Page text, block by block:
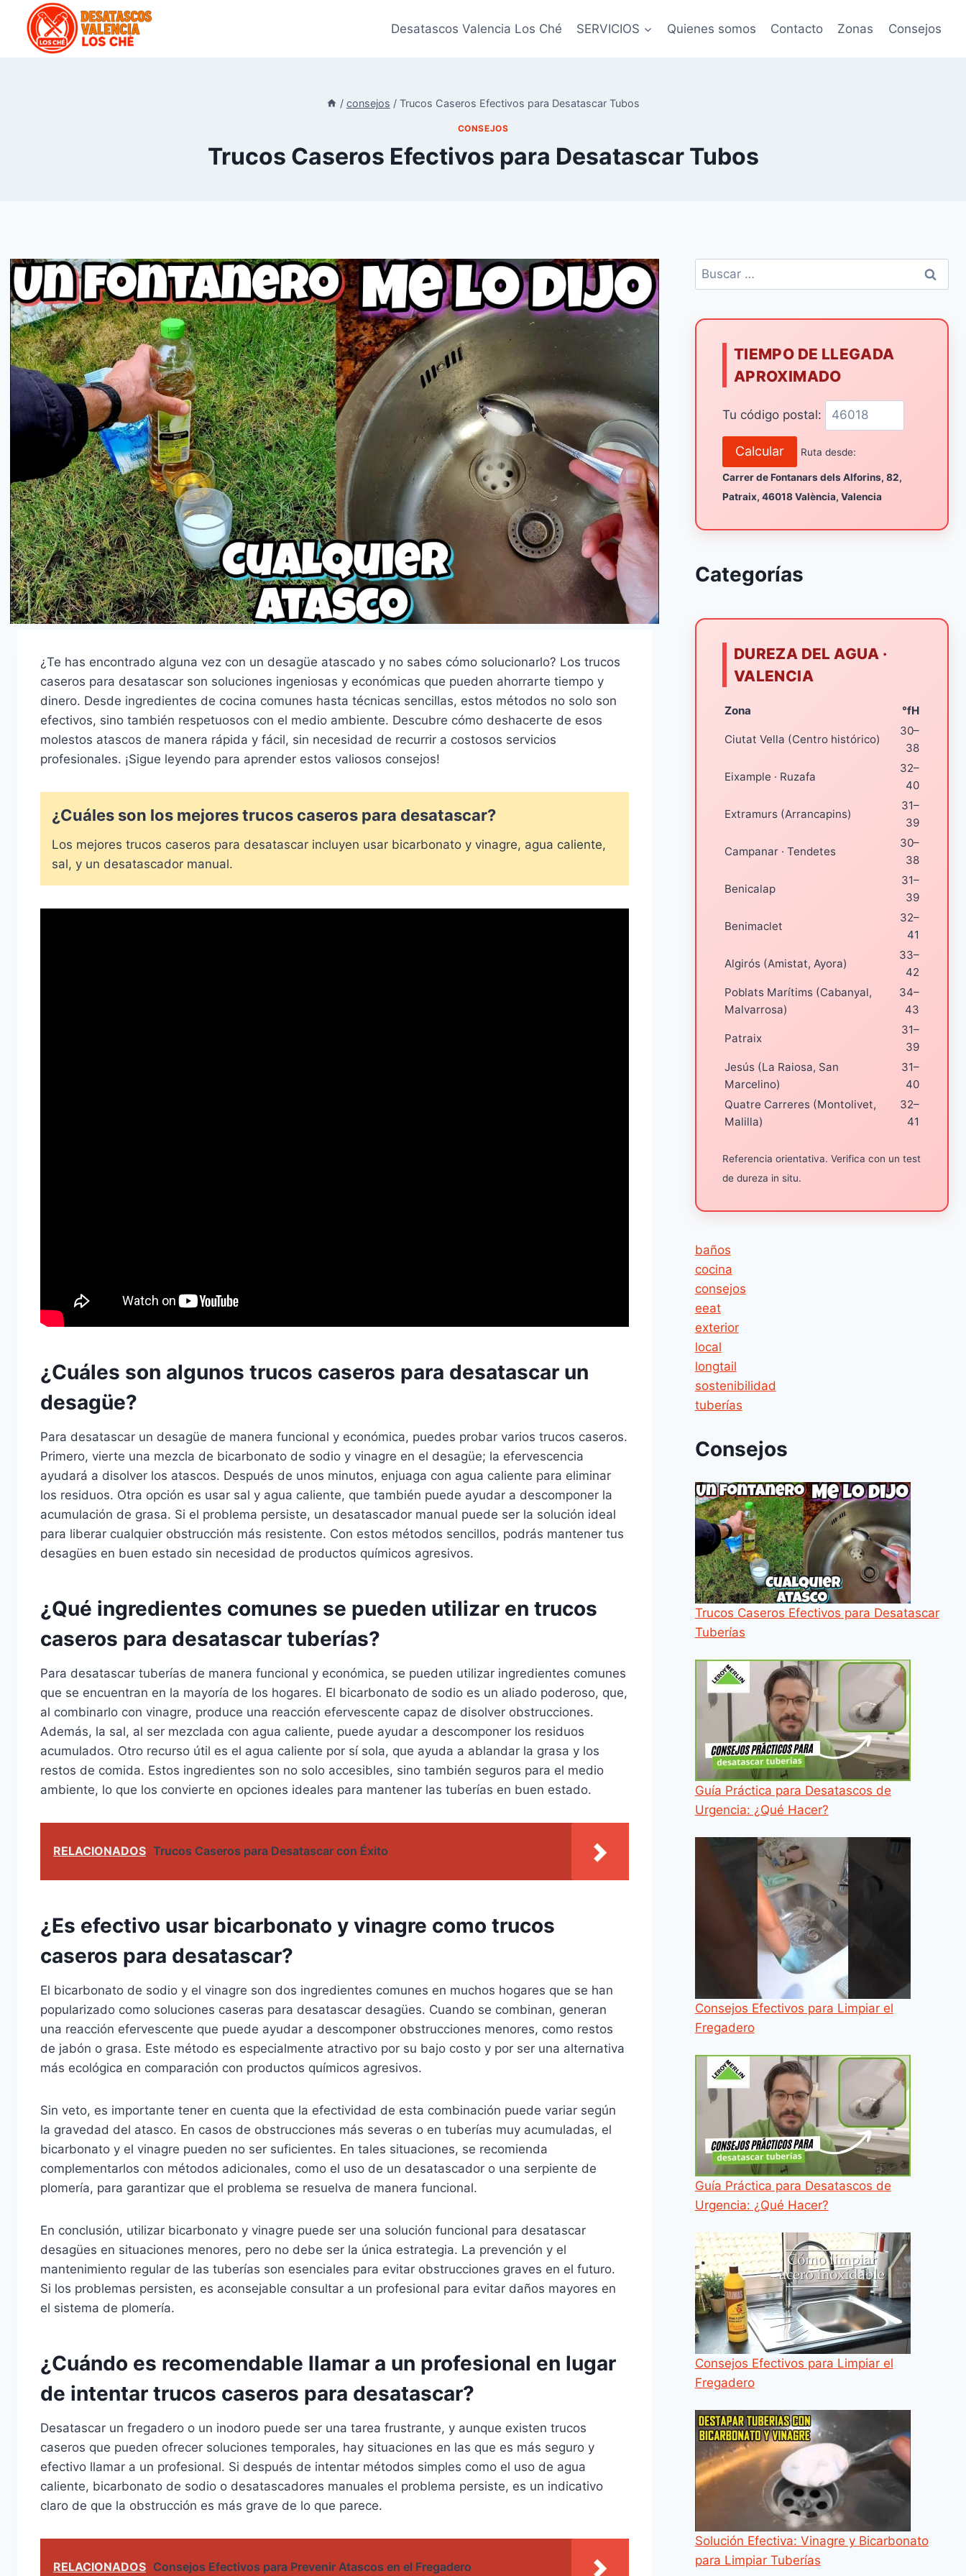
Saltar
contenido
Desatascos Valencia Los Ché SERVICIOS Quienes somos Contacto Zonas Consejos
/ consejos / Trucos Caseros Efectivos para Desatascar Tubos
CONSEJOS
Trucos Caseros Efectivos para Desatascar Tubos
¿Te has encontrado alguna vez con un desagüe atascado y no sabes cómo solucionarlo? Los trucos
caseros para desatascar son soluciones ingeniosas y económicas que pueden ahorrarte tiempo y
dinero. Desde ingredientes de cocina comunes hasta técnicas sencillas, estos métodos no solo son
efectivos, sino también respetuosos con el medio ambiente. Descubre cómo deshacerte de esos
molestos atascos de manera rápida y fácil, sin necesidad de recurrir a costosos servicios
profesionales. ¡Sigue leyendo para aprender estos valiosos consejos!
¿Cuáles son los mejores trucos caseros para desatascar?
Los mejores trucos caseros para desatascar incluyen usar bicarbonato y vinagre, agua caliente,
sal, y un desatascador manual.
¿Cuáles son algunos trucos caseros para desatascar un
desagüe?
Para desatascar un desagüe de manera funcional y económica, puedes probar varios trucos caseros.
Primero, vierte una mezcla de bicarbonato de sodio y vinagre en el desagüe; la efervescencia
ayudará a disolver los atascos. Después de unos minutos, enjuaga con agua caliente para eliminar
los residuos. Otra opción es usar sal y agua caliente, que también puede ayudar a descomponer la
acumulación de grasa. Si el problema persiste, un desatascador manual puede ser la solución ideal
para liberar cualquier obstrucción más resistente. Con estos métodos sencillos, podrás mantener tus
desagües en buen estado sin necesidad de productos químicos agresivos.
¿Qué ingredientes comunes se pueden utilizar en trucos
caseros para desatascar tuberías?
Para desatascar tuberías de manera funcional y económica, se pueden utilizar ingredientes comunes
que se encuentran en la mayoría de los hogares. El bicarbonato de sodio es un aliado poderoso, que,
al combinarlo con vinagre, produce una reacción efervescente capaz de disolver obstrucciones.
Además, la sal, al ser mezclada con agua caliente, puede ayudar a descomponer los residuos
acumulados. Otro recurso útil es el agua caliente por sí sola, que ayuda a ablandar la grasa y los
restos de comida. Estos ingredientes son no solo accesibles, sino también seguros para el medio
ambiente, lo que los convierte en opciones ideales para mantener las tuberías en buen estado.
RELACIONADOS Trucos Caseros para Desatascar con Éxito
¿Es efectivo usar bicarbonato y vinagre como trucos
caseros para desatascar?
El bicarbonato de sodio y el vinagre son dos ingredientes comunes en muchos hogares que se han
popularizado como soluciones caseras para desatascar desagües. Cuando se combinan, generan
una reacción efervescente que puede ayudar a descomponer obstrucciones menores, como restos
de jabón o grasa. Este método es especialmente atractivo por su bajo costo y por ser una alternativa
más ecológica en comparación con productos químicos agresivos.
Sin veto, es importante tener en cuenta que la efectividad de esta combinación puede variar según
la gravedad del atasco. En casos de obstrucciones más severas o en tuberías muy acumuladas, el
bicarbonato y el vinagre pueden no ser suficientes. En tales situaciones, se recomienda
complementarlos con métodos adicionales, como el uso de un desatascador o una serpiente de
plomería, para garantizar que el problema se resuelva de manera funcional.
En conclusión, utilizar bicarbonato y vinagre puede ser una solución funcional para desatascar
desagües en situaciones menores, pero no debe ser la única estrategia. La prevención y el
mantenimiento regular de las tuberías son esenciales para evitar obstrucciones graves en el futuro.
Si los problemas persisten, es aconsejable consultar a un profesional para evitar daños mayores en
el sistema de plomería.
¿Cuándo es recomendable llamar a un profesional en lugar
de intentar trucos caseros para desatascar?
Desatascar un fregadero o un inodoro puede ser una tarea frustrante, y aunque existen trucos
caseros que pueden ofrecer soluciones temporales, hay situaciones en las que es más seguro y
efectivo llamar a un profesional. Si después de intentar métodos simples como el uso de agua
caliente, bicarbonato de sodio o desatascadores manuales el problema persiste, es un indicativo
claro de que la obstrucción es más grave de lo que parece.
RELACIONADOS Consejos Efectivos para Prevenir Atascos en el Fregadero
Buscar:
TIEMPO DE LLEGADA
APROXIMADO
Tu código postal:
Calcular Ruta desde:
Carrer de Fontanars dels Alforins, 82,
Patraix, 46018 València, Valencia
Categorías
DUREZA DEL AGUA ·
VALENCIA
Zona °fH
Ciutat Vella (Centro histórico)
30–
38
Eixample · Ruzafa
32–
40
Extramurs (Arrancapins)
31–
39
Campanar · Tendetes
30–
38
Benicalap
31–
39
Benimaclet
32–
41
Algirós (Amistat, Ayora)
33–
42
Poblats Marítims (Cabanyal,
Malvarrosa)
34–
43
Patraix
31–
39
Jesús (La Raiosa, San
Marcelino)
31–
40
Quatre Carreres (Montolivet,
Malilla)
32–
41
Referencia orientativa. Verifica con un test
de dureza in situ.
baños
cocina
consejos
eeat
exterior
local
longtail
sostenibilidad
tuberías
Consejos
Trucos Caseros Efectivos para Desatascar
Tuberías
Guía Práctica para Desatascos de
Urgencia: ¿Qué Hacer?
Consejos Efectivos para Limpiar el
Fregadero
Guía Práctica para Desatascos de
Urgencia: ¿Qué Hacer?
Consejos Efectivos para Limpiar el
Fregadero
Solución Efectiva: Vinagre y Bicarbonato
para Limpiar Tuberías